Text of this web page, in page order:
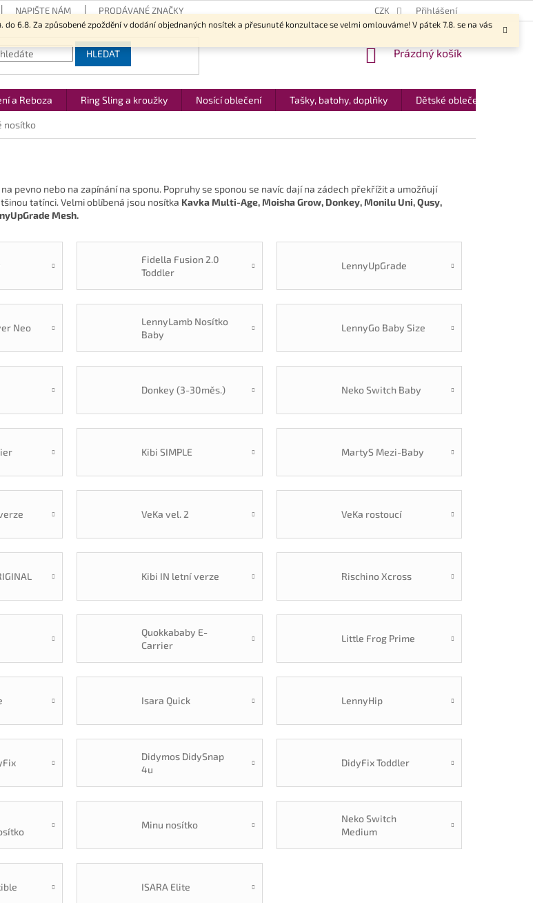
6.8. Za způsobené zpoždění v dodání objednaných nosítek a přesunuté konzultace se velmi omlouváme! V pátek 7.8. se na vás
NAPIŠTE NÁM PRODÁVANÉ ZNAČKY CZK Přihlášení
HLEDAT
NÁKUPNÍ
Prázdný košík
a Reboza Ring Sling a kroužky Nosící oblečení Tašky, batohy, doplňky Dětské oblečení
nosítko
pevno nebo na zapínání na sponu. Popruhy se sponou se navíc dají na zádech překřížit a umožňují
tatínci. Velmi oblíbená jsou nosítka Kavka Multi-Age, Moisha Grow, Donkey, Monilu Uni, Qusy,
Mesh.
Fidella Fusion 2.0
Toddler
LennyUpGrade
Neo
LennyLamb Nosítko
Baby
LennyGo Baby Size
Donkey (3-30měs.) Neko Switch Baby
Kibi SIMPLE MartyS Mezi-Baby
VeKa vel. 2 VeKa rostoucí
Kibi IN letní verze Rischino Xcross
Quokkababy E-
Carrier
Little Frog Prime
Isara Quick LennyHip
Didymos DidySnap
4u
DidyFix Toddler
Minu nosítko
Neko Switch
Medium
ISARA Elite